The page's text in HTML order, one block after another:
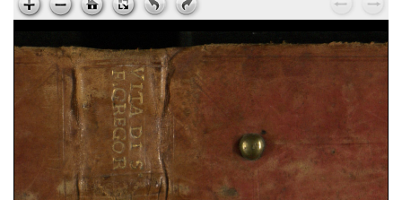
Ps. Augustinus,Epistola ad Cyrillum episcopum
Jerosolimitanum, de laudibus beati Hyeronymi , sec.
XV ; cart. ; 95 c. ; 195x135 mm ; ms. 37
Ps. Cyrillus, Epistola ad beatum Augustinum de
miraculis Heronymi, sec. XV ; cart. ; 95 c. ;
195x135 mm ; ms. 37